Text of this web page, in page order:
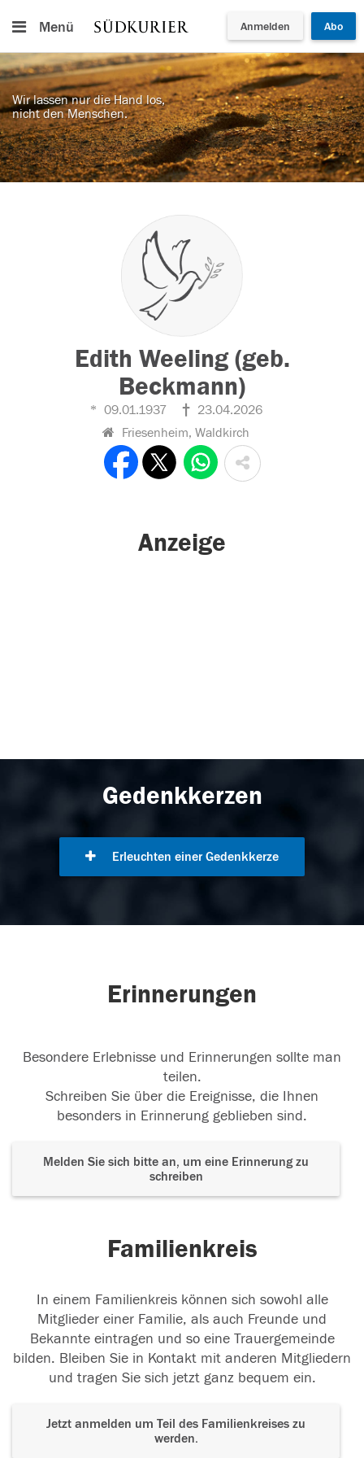
Menü Anmelden Abo
Wir lassen nur die Hand los,
nicht den Menschen.
Edith Weeling (geb.
Beckmann)
09.01.1937
23.04.2026
Friesenheim, Waldkirch
Anzeige
Gedenkkerzen
Erleuchten einer Gedenkkerze
Erinnerungen
Besondere Erlebnisse und Erinnerungen sollte man
teilen.
Schreiben Sie über die Ereignisse, die Ihnen
besonders in Erinnerung geblieben sind.
Melden Sie sich bitte an, um eine Erinnerung zu
schreiben
Familienkreis
In einem Familienkreis können sich sowohl alle
Mitglieder einer Familie, als auch Freunde und
Bekannte eintragen und so eine Trauergemeinde
bilden. Bleiben Sie in Kontakt mit anderen Mitgliedern
und tragen Sie sich jetzt ganz bequem ein.
Jetzt anmelden um Teil des Familienkreises zu
werden.